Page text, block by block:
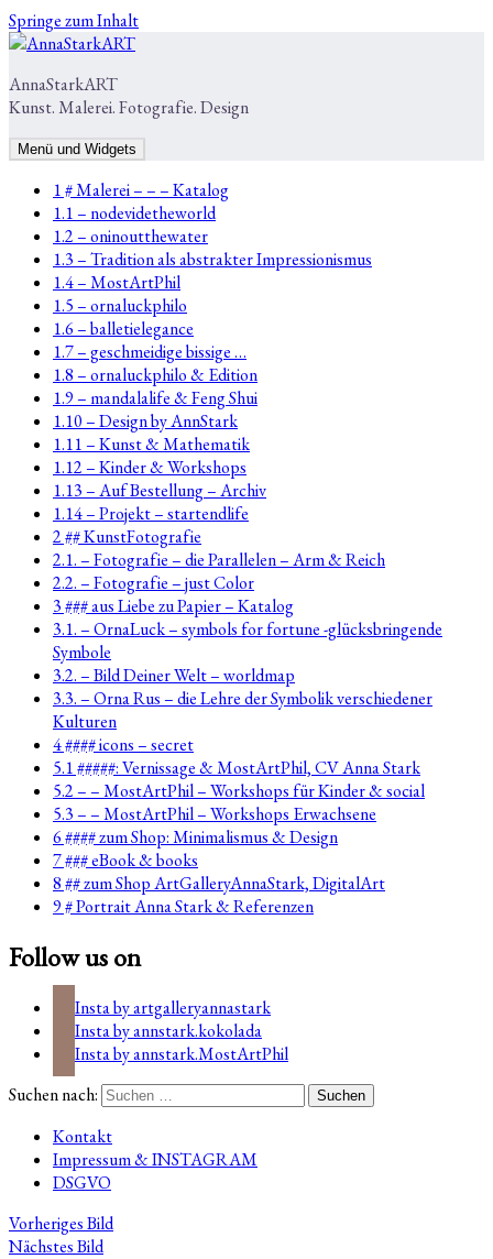
Springe zum Inhalt
AnnaStarkART
Kunst. Malerei. Fotografie. Design
Menü und Widgets
1 # Malerei – – – Katalog
1.1 – nodevidetheworld
1.2 – oninoutthewater
1.3 – Tradition als abstrakter Impressionismus
1.4 – MostArtPhil
1.5 – ornaluckphilo
1.6 – balletielegance
1.7 – geschmeidige bissige …
1.8 – ornaluckphilo & Edition
1.9 – mandalalife & Feng Shui
1.10 – Design by AnnStark
1.11 – Kunst & Mathematik
1.12 – Kinder & Workshops
1.13 – Auf Bestellung – Archiv
1.14 – Projekt – startendlife
2 ## KunstFotografie
2.1. – Fotografie – die Parallelen – Arm & Reich
2.2. – Fotografie – just Color
3 ### aus Liebe zu Papier – Katalog
3.1. – OrnaLuck – symbols for fortune -glücksbringende
Symbole
3.2. – Bild Deiner Welt – worldmap
3.3. – Orna Rus – die Lehre der Symbolik verschiedener
Kulturen
4 #### icons – secret
5.1 #####: Vernissage & MostArtPhil, CV Anna Stark
5.2 – – MostArtPhil – Workshops für Kinder & social
5.3 – – MostArtPhil – Workshops Erwachsene
6 #### zum Shop: Minimalismus & Design
7 ### eBook & books
8 ## zum Shop ArtGalleryAnnaStark, DigitalArt
9 # Portrait Anna Stark & Referenzen
Follow us on
Insta by artgalleryannastark
Insta by annstark.kokolada
Insta by annstark.MostArtPhil
Suchen nach:
Kontakt
Impressum & INSTAGRAM
DSGVO
Vorheriges Bild
Nächstes Bild